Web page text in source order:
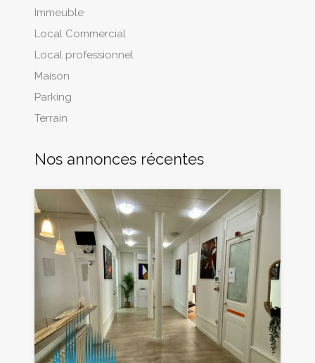
Immeuble
Local Commercial
Local professionnel
Maison
Parking
Terrain
Nos annonces récentes